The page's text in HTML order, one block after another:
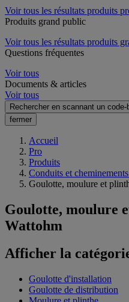
Voir tous les résultats produits
Produits grand public
Voir tous les résultats produits
Questions fréquentes
Voir tous
Documents & articles
Voir tous
Rechercher en scannant un code-
fermer
Accueil
Pro
Produits
Conduits et
Goulotte, moulure et
Goulotte, moulure
Wattohm
Afficher la
Goulotte d'installation
Goulotte de distribution